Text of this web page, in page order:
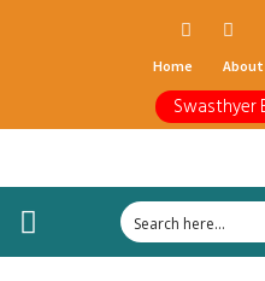
Home About
Swasthyer